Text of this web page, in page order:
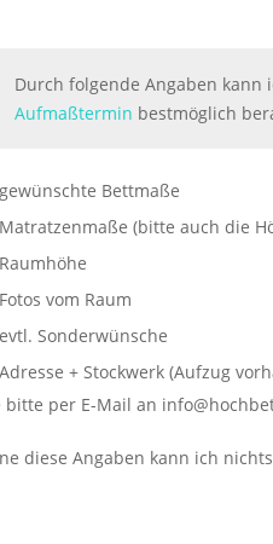
Durch folgende Angaben
Aufmaßtermin bestmöglich
gewünschte Bettmaße
Matratzenmaße (bitte auch die
Raumhöhe
Fotos vom Raum
evtl. Sonderwünsche
Adresse + Stockwerk (Aufzug
per E-Mail an
diese Angaben kann ich